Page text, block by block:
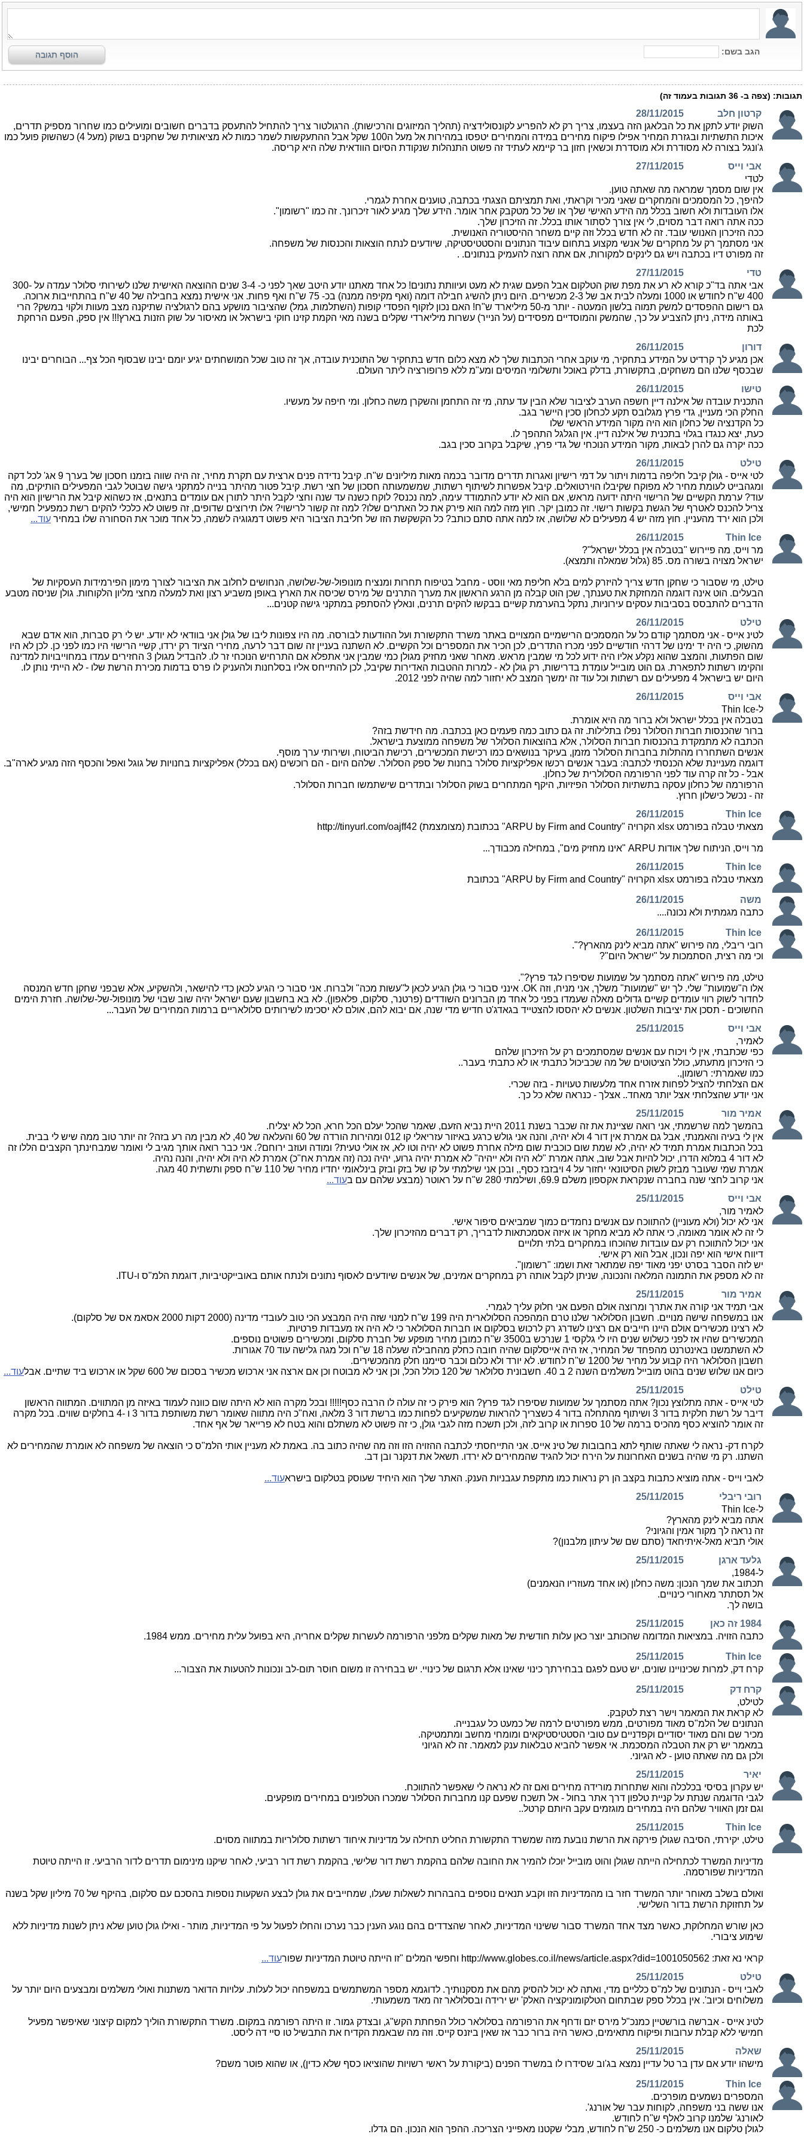
הגב בשם: הוסף תגובה
תגובות: (צפה ב- 36 תגובות בעמוד זה)
קרטון חלב
28/11/2015
השוק יודע לתקן את כל הבלאגן הזה בעצמו, צריך רק לא להפריע לקונסולידציה (תהליך המיזוגים והרכישות). הרגולטור צריך להתחיל להתעסק בדברים חשובים ומועילים כמו שחרור מספיק תדרים,
איכות התשתיות ובגזרת המחיר אפילו פיקוח מחירים במידה והמחירים יטפסו במהירות אל מעל ה100 שקל אבל ההתעקשות לשמר כמות לא מציאותית של שחקנים בשוק (מעל 4) כשהשוק פועל כמו
ג'ונגל בצורה לא מסודרת ולא מוסדרת וכשאין חזון בר קיימא לעתיד זה פשוט התנהלות שנקודת הסיום הוודאית שלה היא קריסה.
אבי וייס
27/11/2015
לטדי
אין שום מסמך שמראה מה שאתה טוען.
להיפך, כל המסמכים והמחקרים שאני מכיר וקראתי, ואת תמציתם הצגתי בכתבה, טוענים אחרת לגמרי.
אלו העובדות ולא חשוב בכלל מה הידע האישי שלך או של כל מטקבק אחר אומר. הידע שלך מגיע לאור זיכרונך. זה כמו "רשומון".
ככה אתה רואה דבר מסוים, לי אין צורך לסתור אותו בכלל. זה הזיכרון שלך.
ככה הזיכרון האנושי עובד. זה לא חדש בכלל וזה קיים משחר ההיסטוריה האנושית.
אני מסתמך רק על מחקרים של אנשי מקצוע בתחום עיבוד הנתונים והסטטיסטיקה, שיודעים לנתח הוצאות והכנסות של משפחה.
זה מפורט דיו בכתבה ויש גם לינקים למקורות, אם אתה רוצה להעמיק בנתונים. .
טדי
27/11/2015
אבי אתה בד"כ קורא לא רע את מפת שוק הטלקום אבל הפעם שגית לא מעט ועיוותת נתונים! כל אחד מאתנו יודע היטב שאך לפני כ- 3-4 שנים ההוצאה האישית שלנו לשירותי סלולר עמדה על 300-
400 ש"ח לחודש או 1000 ומעלה לבית אב של 2-3 מכשירים. היום ניתן להשיג חבילה דומה (ואף מקיפה ממנה) בכ- 75 ש"ח ואף פחות. אני אישית נמצא בחבילה של 40 ש"ח בהתחייבות ארוכה.
גם רישום ההפסדים למשק תמוה בלשון המעטה - יותר מ-50 מיליארד ש"ח! האם נכון לזקוף הפסדי קופות (השתלמות, גמל) שהציבור מושקע בהם לרגולציה שתיקנה מצב מעוות ולקוי במשק? הרי
באותה מידה, ניתן להצביע על כך, שהמשק והמוסדיים מפסידים (על הנייר) עשרות מיליארדי שקלים בשנה מאי הקמת קזינו חוקי בישראל או מאיסור על שוק הזנות בארץ!!! אין ספק, הפעם הרחקת
לכת
דורון
26/11/2015
אכן מגיע לך קרדיט על המידע בתחקיר, מי עוקב אחרי הכתבות שלך לא מצא כלום חדש בתחקיר של התוכנית עובדה, אך זה טוב שכל המושחתים יגיע יומם יבינו שבסוף הכל צף... הבוחרים יבינו
שבכסף שלנו הם משחקים, בתקשורת, בדלק באוכל ותשלומי המיסים ומע"מ ללא פרופורציה ליתר העולם.
טישו
26/11/2015
התכנית עובדה של אילנה דיין חשפה הערב לציבור שלא הבין עד עתה, מי זה התחמן והשקרן משה כחלון. ומי חיפה על מעשיו.
החלק הכי מעניין, גדי פרץ מגלובס תקע לכחלון סכין היישר בגב.
כל הקדנציה של כחלון הוא היה מקור המידע הראשי שלו
כעת, יצא כנגדו בגלוי בתכנית של אילנה דיין. אין הגלגל התהפך לו.
ככה יקרה גם להרן לבאות, מקור המידע הנוכחי של גדי פרץ, שיקבל בקרוב סכין בגב.
טילט
26/11/2015
לטי אייס - גולן קיבל חליפה בדמות ויתור על דמי רישיון ואגרות תדרים מדובר בכמה מאות מיליונים ש"ח. קיבל נדידה פנים ארצית עם תקרת מחיר, זה היה שווה בזמנו חסכון של בערך 9 אג' לכל דקה
ומגהבייט לעומת מחיר לא מפוקח שקיבלו הוירטואלים. קיבל אפשרות לשיתוף רשתות, שמשמעותה חסכון של חצי רשת. קיבל פטור מהיתר בנייה למתקני גישה שבוטל לגבי המפעילים הותיקים, מה
עוד? ערמת הקשיים של הרישוי היתה ידועה מראש, אם הוא לא יודע להתמודד עימה, למה נכנס? לוקח כשנה עד שנה וחצי לקבל היתר לתורן אם עומדים בתנאים, אז כשהוא קיבל את הרישיון הוא היה
צריל להכנס לאטרף של הגשת בקשות רישוי. זה כמובן יקר. חוץ מזה למה הוא פירק את כל האתרים שלו? למה זה קשור לרישוי? אלו תירוצים שדופים, זה פשוט לא כלכלי להקים רשת כמפעיל חמישי,
ולכן הוא ירד מהעניין. חוץ מזה יש 4 מפעילים לא שלושה, אז למה אתה סתם כותב? כל הקשקשת הזו של חליבת הציבור היא פשוט דמגוגיה לשמה, כל אחד מוכר את הסחורה שלו במחיר
עוד...
Thin Ice
26/11/2015
מר וייס, מה פיירוש "בטבלה אין בכלל ישראל"?
ישראל מצויה בשורה מס. 85 (גלול שמאלה ותמצא).
טילט, מי שסבור כי שחקן חדש צריך להיזרק למים בלא חליפת מאי ווסט - מחבל בטיפוח תחרות ומנציח מונופול-של-שלושה, הנחושים לחלוב את הציבור לצורך מימון הפירמידות העסקיות של
הבעלים. הוט אינה דוגמה המחזקת את טענתך, שכן הוט קבלה מן הרגע הראשון את מערך התרנים של מירס שכיסה את הארץ באופן משביע רצון ואת למעלה מחצי מליון הלקוחות. גולן שניסה מטבע
הדברים להתבסס בסביבות עסקים עירוניות, נתקל בהערמת קשיים בבקשו להקים תרנים, ונאלץ להסתפק במתקני גישה קטנים...
טילט
26/11/2015
לטינ אייס - אני מסתמך קודם כל על המסמכים הרישמיים המצויים באתר משרד התקשורת ועל ההודעות לבורסה. מה היו צפונות ליבו של גולן אני בוודאי לא יודע. יש לי רק סברות, הוא אדם שבא
מהשוק, כי היה יד ימינו של דרהי חודשיים לפני מכרז התדרים, לכן הכיר את המספרים וכל הקשיים. לא השתנה בעניין זה שום דבר לרעה, מחירי הציוד רק ירדו, קשיי הרישוי היו כמו לפני כן. לכן לא היו
שום הפתעות, והמצב שהוא נקלע אליו היה ידוע לכל מי שמבין מראש. מאחר שאני מחזיק מגולן כמי שמבין אני אתפלא אם התרחיש הנוכחי זר לו. להבדיל מגולן 3 החזירים עמדו במחוייבויות למדינה
והקימו רשתות לתפארת. גם הוט מובייל עומדת בדרישות, רק גולן לא - למרות ההטבות האדירות שקיבל, לכן להתייחס אליו בסלחנות ולהעניק לו פרס בדמות מכירת הרשת שלו - לא הייתי נותן לו.
היום יש בישראל 4 מפעילים עם רשתות וכל עוד זה ימשך המצב לא יחזור למה שהיה לפני 2012.
אבי וייס
26/11/2015
ל-Thin Ice
בטבלה אין בכלל ישראל ולא ברור מה היא אומרת.
ברור שהכנסות חברות הסלולר נפלו בתלילות. זה גם כתוב כמה פעמים כאן בכתבה. מה חידשת בזה?
הכתבה לא מתמקדת בהכנסות חברות הסלולר, אלא בהוצאות הסלולר של משפחה ממוצעת בישראל.
אנשים השתחררו מהתלות בחברות הסלולר מזמן, בעיקר בנושאים כמו רכישת המכשירים, רכישת הביטוח, ושירותי ערך מוסף.
דוגמה מעניינת שלא הכנסתי לכתבה: בעבר אנשים רכשו אפליקציות סלולר בחנות של ספק הסלולר. שלהם היום - הם רוכשים (אם בכלל) אפליקציות בחנויות של גוגל ואפל והכסף הזה מגיע לארה"ב.
אבל - כל זה קרה עוד לפני הרפורמה הסלולרית של כחלון.
הרפורמה של כחלון עסקה בתשתיות הסלולר הפיזיות, היקף המתחרים בשוק הסלולר ובתדרים שישתמשו חברות הסלולר.
זה - נכשל כישלון חרוץ.
Thin Ice
26/11/2015
מצאתי טבלה בפורמט xlsx הקרויה "ARPU by Firm and Country" בכתובת (מצומצמת) http://tinyurl.com/oajff42
מר וייס, הניתוח שלך אודות ARPU "אינו מחזיק מים", במחילה מכבודך...
Thin Ice
26/11/2015
מצאתי טבלה בפורמט xlsx הקרויה "ARPU by Firm and Country" בכתובת
משה
26/11/2015
כתבה מגמתית ולא נכונה....
Thin Ice
26/11/2015
רובי ריבלי, מה פירוש "אתה מביא לינק מהארץ?".
וכי מה רצית, הסתמכות על "ישראל היום"?
טילט, מה פירוש "אתה מסתמך על שמועות שסיפרו לגד פרץ?".
אלו ה"שמועות" שלי. לך יש "שמועות" משלך, אני מניח, וזה OK. אינני סבור כי גולן הגיע לכאן ל"עשות מכה" ולברוח. אני סבור כי הגיע לכאן כדי להישאר, ולהשקיע, אלא שבפני שחקן חדש המנסה
לחדור לשוק רווי עומדים קשיים גדולים מאלה שעמדו בפני כל אחד מן הברונים השודדים (פרטנר, סלקום, פלאפון). לא בא בחשבון שעם ישראל יהיה שוב שבוי של מונופול-של-שלושה. חזרת הימים
החשוכים - תסכן את יציבות השלטון. אנשים לא יהססו להצטייד בגאדג'ט חדיש מדי שנה, אם יבוא להם, אולם לא יסכימו לשירותים סלולאריים ברמות המחירים של העבר...
אבי וייס
25/11/2015
לאמיר,
כפי שכתבתי, אין לי ויכוח עם אנשים שמסתמכים רק על הזיכרון שלהם
כי הזיכרון מתעתע, כולל הציטוטים של מה שכביכול כתבתי או לא כתבתי בעבר..
כמו שאמרתי: רשומון,.
אם הצלחתי להציל לפחות אזרח אחד מלעשות טעויות - בזה שכרי.
אני יודע שהצלחתי אצל יותר מאחד.. אצלך - כנראה שלא כל כך.
אמיר מור
25/11/2015
בהמשך למה שרשמתי, אני רואה שציינת את זה שכבר בשנת 2011 היית נביא הזעם, שאמר שהכל יעלם הכל חרא, הכל לא יצליח.
אין לי בעיה והאמנתי, אבל גם אמרת אין דור 4 ולא יהיה, והנה אני גולש כרגע באיזור עזריאלי קו 012 ומהירות הורדה של 60 והעלאה של 40, לא מבין מה רע בזה? זה יותר טוב ממה שיש לי בבית.
בכל הכתבות אמרת תמיד לא יהיה, לא שמת שום כוכבית שום מילה אחרת פשוט לא יהיה וטו לא, אז אולי טעית? ומודה ועוזב ירוחם?. אני כבר רואה אותך מגיב לי ואומר שמבחינתך הקצבים הללו זה
לא דור 4 במלוא הדרו, יכול להיות אבל שוב, אתה אמרת "לא היה ולא ייהיה" לא אמרת יהיה גרוע, יהיה נכה (זה אמרת אח"כ) אמרת לא היה ולא יהיה, והנה נהיה.
אמרת שמי שעובר מבזק לשוק הסיטונאי יחזור על 4 ויבזבז כסף,, ובכן אני שילמתי על קו של בזק ובזק בינלאומי יחדיו מחיר של 110 ש"ח ספק ותשתית 40 מגה.
אני קרוב לחצי שנה בחברה שנקראת אקספון משלם 69.9, ושילמתי 280 ש"ח על ראוטר (מבצע שלהם עם ב
עוד...
אבי וייס
25/11/2015
לאמיר מור,
אני לא יכול (ולא מעוניין) להתווכח עם אנשים נחמדים כמוך שמביאים סיפור אישי.
לי זה לא אומר מאומה, כי אתה לא מביא מחקר או איזה אסמכתאות לדבריך, רק דברים מהזיכרון שלך.
אני יכול להתווכח רק עם עובדות שהוכחו במחקרים בלתי תלויים
דיווח אישי הוא יפה ונכון, אבל הוא רק אישי.
יש לזה הסבר בסרט יפני מאוד יפה שמתאר זאת ושמו: "רשומון".
זה לא מספק את התמונה המלאה והנכונה, שניתן לקבל אותה רק במחקרים אמינים, של אנשים שיודעים לאסוף נתונים ולנתח אותם באובייקטיביות, דוגמת הלמ"ס ו-ITU.
אמיר מור
25/11/2015
אבי תמיד אני קורה את אתרך ומרוצה אולם הפעם אני חלוק עליך לגמרי.
אנו במשפחה שישה מנויים. חשבון הסלולאר שלנו טרם המהפכה הסלולארית היה 199 ש"ח למנוי שזה היה המבצע הכי טוב לעובדי מדינה (2000 דקות 2000 אסאמ אס של סלקום).
לא רצינו מכשירים אולם היינו חייבים אם רצינו לשדרג רק לרכוש בסלקום או חברות הסלולאר כי לא היה אז מעבדות פרטיות.
המכשירים שהיו אז לפני כשלוש שנים היו לי גלקסי 1 שנרכש ב3500 ש"ח כמובן מחיר מופקע של חברת סלקום, ומכשירים פשוטים נוספים.
לא השתמשנו באינטרנט מהפחד של המחיר, אז היה אייסלקום שהיה חובה כחלק מהחבילה שעלה 18 ש"ח וכל מגה גלישה עוד 70 אגורות.
חשבון הסלולאר היה קבוע על מחיר של 1200 ש"ח לחודש. לא יורד ולא כלום וכבר סיימנו חלק מהמכשירים.
כיום אנו שלוש שנים בהוט מובייל משלמים השנה 2 ב 40. חשבונית סלולאר של 120 כולל הכל, וכן אני לא מבוטח וכן אם ארצה אני ארכוש מכשיר בסכום של 600 שקל או ארכוש ביד שתיים. אבל
עוד...
טילט
25/11/2015
לטי אייס - אתה מתלוצץ נכון? אתה מסתמך על שמועות שסיפרו לגד פרץ? הוא פירק כי זה עולה לו הרבה כסף!!!!! ובכל מקרה הוא לא היתה שום כוונה לעמוד באיזה מן המתווים. המתווה הראשון
דיבר על רשת חלקית בדור 3 ושיתוף מהתחלה בדור 4 כשצריך להראות שמשקיעים לפחות כמו ברשת דור 3 מלאה, ואח"כ היה מתווה שאומר רשת משותפת בדור 3 ו -4 בחלקים שווים. בכל מקרה
זה אומר להוציא כסף מהכיס ברמה של 10 ספרות או קרוב לזה, ולכן תשכח מזה לגבי גולן, כי זה פשוט לא משתלם והוא בטח לא פרייאר של אף אחד.
לקרח דק- נראה לי שאתה שותף לתא בחבובות של טינ אייס. אני התייחסתי לכתבה ההזויה הזו וזה מה שהיה כתוב בה. באמת לא מעניין אותי הלמ"ס כי הוצאה של משפחה לא אומרת שהמחירים לא
השתנו. רק מי שהיה בשנים האחרונות על הירח יכול להגיד שהמחירים לא ירדו. תשאל את דנקנר ובן דב.
לאבי וייס - אתה מוציא כתבות בקצב הן רק נראות כמו מתקפת עגבניות הענק. האתר שלך הוא היחיד שעוסק בטלקום בישראעוד...
רובי ריבלי
25/11/2015
ל-Thin Ice
אתה מביא לינק מהארץ?
זה נראה לך מקור אמין והגיוני?
אולי תביא מאל-איתיחאד (סתם שם של עיתון מלבנון)?
גלעד ארגן
25/11/2015
ל-1984,
תכתוב את שמך הנכון: משה כחלון (או אחד מעוזריו הנאמנים)
אל תסתתר מאחורי כינויים.
בושה לך.
1984 זה כאן
25/11/2015
כתבה הזויה. במציאות המדומה שהכותב יוצר כאן עלות חודשית של מאות שקלים מלפני הרפורמה לעשרות שקלים אחריה, היא בפועל עלית מחירים. ממש 1984.
Thin Ice
25/11/2015
קרח דק, למרות שכינויינו שונים, יש טעם לפגם בבחירתך כינוי שאינו אלא תרגום של כינויי. יש בבחירה זו משום חוסר תום-לב ונכונות להטעות את הצבור...
קרח דק
25/11/2015
לטילט,
לא קראת את המאמר וישר רצת לטקבק.
הנתונים של הלמ"ס מאוד מפורטים, ממש מפורטים לרמה של כמעט כל עגבנייה.
מכיר שם והם מאוד יסודיים וקפדניים עם טובי הסטטיסטיקאים ומומחי מחשב ומתמטיקה.
במאמר יש רק את הטבלה המסכמת. אי אפשר להביא טבלאות ענק למאמר. זה לא הגיוני
ולכן גם מה שאתה טוען - לא הגיוני.
יאיר
25/11/2015
יש עקרון בסיסי בכלכלה והוא שתחרות מורידה מחירים ואם זה לא נראה לי שאפשר להתווכח.
לגבי הדוגמה שנתת על קניית טלפון דרך אתר בחול - אל תשכח שפעם קנו מחברות הסלולר שמכרו הטלפונים במחירים מופקעים.
וגם זמן האוויר שלהם היה במחירים מוגזמים עקב היותם קרטל..
Thin Ice
25/11/2015
טילט, יקירתי, הסיבה שגולן פירקה את הרשת נובעת מזה שמשרד התקשורת החליט תחילה על מדיניות איחוד רשתות סלולריות במתווה מסוים.
מדיניות המשרד לכתחילה הייתה שגולן והוט מובייל יוכלו להמיר את החובה שלהם בהקמת רשת דור שלישי, בהקמת רשת דור רביעי, לאחר שיקנו מינימום תדרים לדור הרביעי. זו הייתה טיוטת
המדיניות שפורסמה.
ואולם בשלב מאוחר יותר המשרד חזר בו מהמדיניות הזו וקבע תנאים נוספים בהבהרות לשאלות שעלו, שמחייבים את גולן לבצע השקעות נוספות בהסכם עם סלקום, בהיקף של 70 מיליון שקל בשנה
על תחזוקת הרשת בדור השלישי.
כאן שורש המחלוקת, כאשר מצד אחד המשרד סבור ששינוי המדיניות, לאחר שהצדדים בהם נוגע הענין כבר נערכו והחלו לפעול על פי המדיניות, מותר - ואילו גולן טוען שלא ניתן לשנות מדיניות ללא
שימוע ציבורי.
קראי נא זאת: http://www.globes.co.il/news/article.aspx?did=1001050562 וחפשי המלים "זו הייתה טיוטת המדיניות שפור
עוד...
טילט
25/11/2015
לאבי וייס - הנתונים של למ"ס כלליים מדי, ואתה לא יכול להסיק מהם את מסקנותיך. לדוגמא מספר המשתמשים במשפחה יכול לעלות. עלויות הדואר משתנות ואולי משלמים ומבצעים היום יותר על
משלוחים וכיוב'. אין בכלל ספק שבתחום הטלקומוניקציה האלק' יש ירידה ובסלולאר זה מאד משמעותי.
לטינ אייס - אברשה בורשטיין כמנכ"ל מירס יזם ודחף את הרפורמה בסלולאר כולל הפחתת הקש"ג, ובצדק גמור. זו היתה רפורמה במקום. משרד התקשורת הוליך למקום קיצוני שאיפשר מפעיל
חמישי ללא קבלת ערובות ופיקוח מתאימים, כאשר היה ברור כבר אז שאין ביזנס קייס. וזה מה שבאמת הקדיח את התבשיל טו סיי דה ליסט.
שאלה
25/11/2015
מישהו יודע אם עדן בר טל עדיין נמצא בג'וב שסידרו לו במשרד הפנים (ביקורת על ראשי רשויות שהוציאו כסף שלא כדין), או שהוא פוטר משם?
Thin Ice
25/11/2015
המספרים נשמעים מופרכים.
אנו ששה בני משפחה, לקוחות עבר של אורנג'.
לאורנג' שלמנו קרוב לאלף ש"ח לחודש.
לגולן טלקום אנו משלמים כ- 250 ש"ח לחודש, מבלי שקטנו מאפייני הצריכה. ההפך הוא הנכון. הם גדלו.